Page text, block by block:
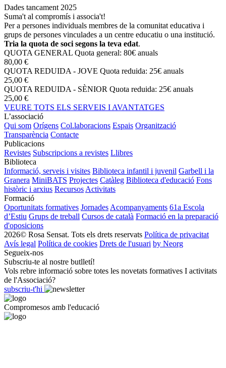
Dades tancament 2025
Suma't al compromís i associa't!
Per a persones individuals membres de la comunitat educativa i
grups de persones vinculades a un centre educatiu o una institució.
Tria la quota de soci segons la teva edat.
QUOTA GENERAL Quota general: 80€ anuals
80,00 €
QUOTA REDUIDA - JOVE Quota reduida: 25€ anuals
25,00 €
QUOTA REDUIDA - SÈNIOR Quota reduida: 25€ anuals
25,00 €
VEURE TOTS ELS SERVEIS I AVANTATGES
L’associació
Qui som Orígens Col.laboracions Espais Organització
Transparència Contacte
Publicacions
Revistes Subscripcions a revistes Llibres
Biblioteca
Informació, serveis i visites Biblioteca infantil i juvenil Garbell i la
Granera MiniBATS Projectes Catàleg Biblioteca d'educació Fons
històric i arxius Recursos Activitats
Formació
Oportunitats formatives Jornades Acompanyaments 61a Escola
d’Estiu Grups de treball Cursos de català Formació en la preparació
d'oposicions
2026© Rosa Sensat. Tots els drets reservats Política de privacitat
Avís legal Política de cookies Drets de l'usuari by Neorg
Segueix-nos
Subscriu-te al nostre butlletí!
Vols rebre informació sobre totes les novetats formatives I activitats
de l'Associació?
subscriu-t'hi
Compromesos amb l'educació